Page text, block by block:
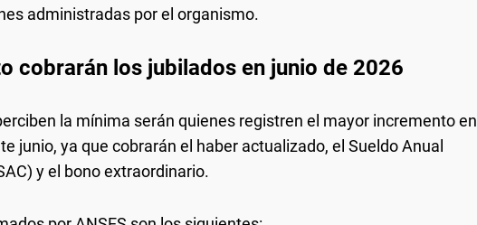
administradas por el organismo.
cobrarán los jubilados en junio de 2026
la mínima serán quienes registren el mayor incremento en
junio, ya que cobrarán el haber actualizado, el Sueldo Anual
y el bono extraordinario.